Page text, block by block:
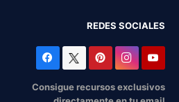
REDES SOCIALES
Consigue recursos exclusivos